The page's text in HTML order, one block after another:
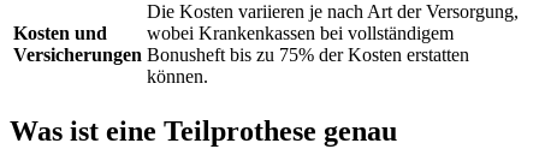
Kosten und
Versicherungen
Die Kosten variieren je nach Art der Versorgung,
wobei Krankenkassen bei vollständigem
Bonusheft bis zu 75% der Kosten erstatten
können.
Was ist eine Teilprothese genau